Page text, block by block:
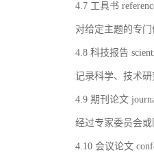
4.7 工具书
对给定主题的专
4.8 科技报告
记录科学、技术
4.9 期刊论文
经过专家委员会
4.10 会议论文